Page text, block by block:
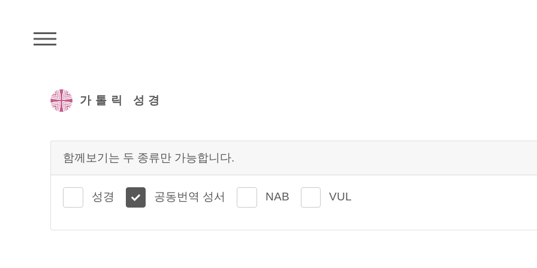
가톨릭 성경
함께보기는 두 종류만 가능합니다.
성경 공동번역 성서 NAB VUL